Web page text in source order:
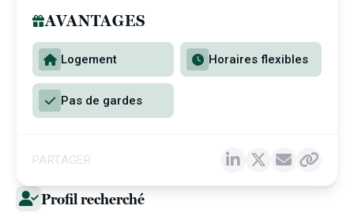
Profil recherché
AVANTAGES
Logement Horaires flexibles
Pas de gardes
PARTAGER